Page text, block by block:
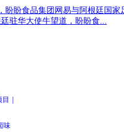
盼盼食品集团网易与阿根廷国
驻华大使牛望道，盼盼食...
｜
味